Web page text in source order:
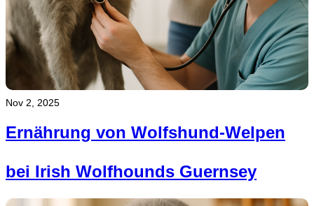
Nov 2, 2025
Ernährung von Wolfshund-Welpen
bei Irish Wolfhounds Guernsey